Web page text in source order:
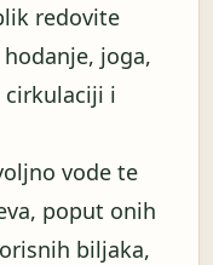
redovite
joga,
cirkulaciji i
vode te
poput onih
biljaka,